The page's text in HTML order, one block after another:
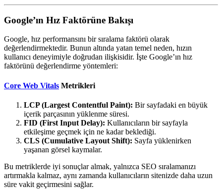
Google’ın Hız Faktörüne Bakışı
Google, hız performansını bir sıralama faktörü olarak
değerlendirmektedir. Bunun altında yatan temel neden, hızın
kullanıcı deneyimiyle doğrudan ilişkisidir. İşte Google’ın hız
faktörünü değerlendirme yöntemleri:
Core Web Vitals Metrikleri
LCP (Largest Contentful Paint): Bir sayfadaki en büyük
içerik parçasının yüklenme süresi.
FID (First Input Delay): Kullanıcıların bir sayfayla
etkileşime geçmek için ne kadar beklediği.
CLS (Cumulative Layout Shift): Sayfa yüklenirken
yaşanan görsel kaymalar.
Bu metriklerde iyi sonuçlar almak, yalnızca SEO sıralamanızı
artırmakla kalmaz, aynı zamanda kullanıcıların sitenizde daha uzun
süre vakit geçirmesini sağlar.